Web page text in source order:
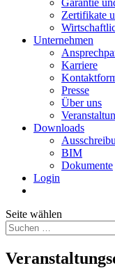
Garantie
Zertifikate
Unternehmen
Karriere
Presse
Über uns
Downloads
BIM
Dokumente
Login
Seite wählen